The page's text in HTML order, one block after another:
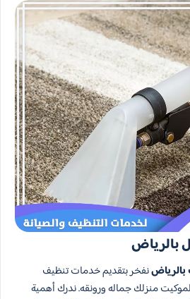
بالرياض
نفخر بتقديم خدمات تنظيف
منزلك جماله ورونقه. ندرك أهمية